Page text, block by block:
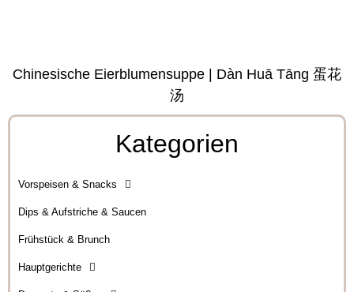
Chinesische Eierblumensuppe | Dàn Huā Tāng 蛋花
汤
Kategorien
Vorspeisen & Snacks
Dips & Aufstriche & Saucen
Frühstück & Brunch
Hauptgerichte